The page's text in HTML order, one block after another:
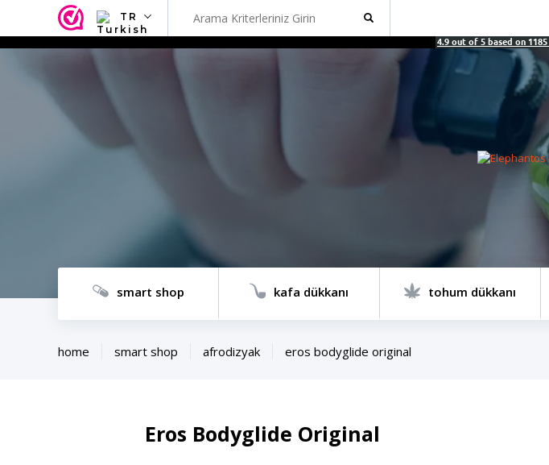
TR
4.9 out of 5 based on 1185
smart shop kafa dükkanı tohum dükkanı
home smart shop afrodizyak eros bodyglide original
Eros Bodyglide Original